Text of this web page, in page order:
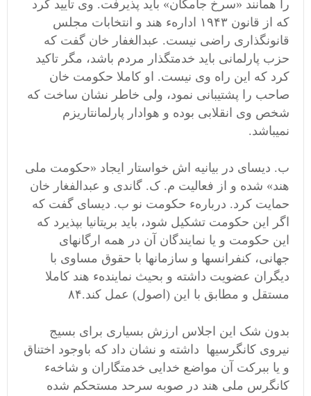
را همانند «سرخ جامگان» باید پذیرفت. وی تایید کرد
که از قانون ۱۹۴۳ ادارهء هند و انتخابات مجلس
قانونگذاری راضی نیست. عبدالغفار خان گفت که
حزب پارلمانی باید خدمتگذار مردم باشد، مگر تاکید
کرد که این راه وی نیست. او کاملا حکومت خان
صاحب را پشتیبانی نمود، ولی خاطر نشان ساخت که
شخص وی انقلابی بوده و هوادار پارلمانتاریزم
نمیباشد.
ب. دیسای در بیانیه اش خواستار ایجاد «حکومت ملی
هند» شده و از فعالیت م. ک. گاندی و عبدالفغار خان
حمایت کرد. دربارهء حکومت نو ب. دیسای گفت که
اگر این حکومت تشکیل شود، باید بریتانیا بپذیرد که
این حکومت و یا نمایندگان آن در همه ارگانهای
جهانی، کنفرانسها و سازمانها با حقوق مساوی با
دیگران عضویت داشته و بحیث نمایندهء هند کاملا
مستقل و مطابق با این (اصول) عمل کند.۸۴
بدون شک این اجلاس ارزش بسیاری برای بسیج
نیروی کانگرسیها داشته و نشان داد که باوجود اختناق
و یا ببرکت آن مواضع خدایی خدمتگاران و شاخهء
کانگرس ملی هند در صوبه سرحد مستحکم شده